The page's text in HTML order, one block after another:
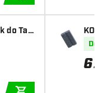
do Tar
6zł